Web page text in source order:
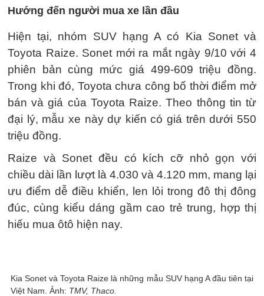
Hướng đến người mua xe lần đầu
Hiện tại, nhóm SUV hạng A có Kia Sonet và
Toyota Raize. Sonet mới ra mắt ngày 9/10 với 4
phiên bản cùng mức giá 499-609 triệu đồng.
Trong khi đó, Toyota chưa công bố thời điểm mở
bán và giá của Toyota Raize. Theo thông tin từ
đại lý, mẫu xe này dự kiến có giá trên dưới 550
triệu đồng.
Raize và Sonet đều có kích cỡ nhỏ gọn với
chiều dài lần lượt là 4.030 và 4.120 mm, mang lại
ưu điểm dễ điều khiển, len lỏi trong đô thị đông
đúc, cùng kiểu dáng gầm cao trẻ trung, hợp thị
hiếu mua ôtô hiện nay.
Kia Sonet và Toyota Raize là những mẫu SUV hạng A đầu tiên tại
Việt Nam. Ảnh: TMV, Thaco.